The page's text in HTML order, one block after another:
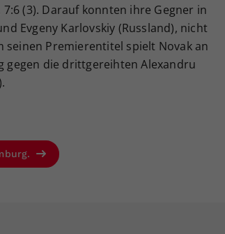
(3). Darauf konnten ihre Gegner in
Evgeny Karlovskiy (Russland), nicht
Premierentitel spielt Novak an
gegen die drittgereihten Alexandru